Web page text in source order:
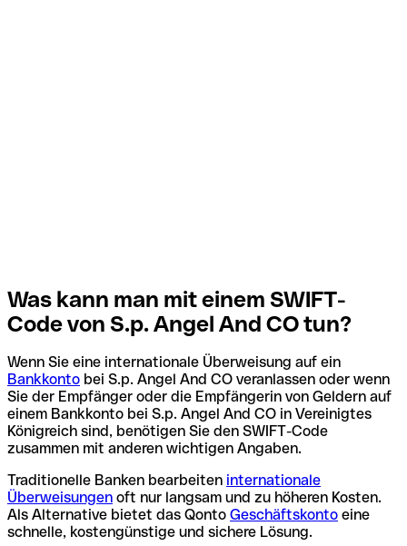
Was kann man mit einem SWIFT-
Code von S.p. Angel And CO tun?
Wenn Sie eine internationale Überweisung auf ein
Bankkonto bei S.p. Angel And CO veranlassen oder wenn
Sie der Empfänger oder die Empfängerin von Geldern auf
einem Bankkonto bei S.p. Angel And CO in Vereinigtes
Königreich sind, benötigen Sie den SWIFT-Code
zusammen mit anderen wichtigen Angaben.
Traditionelle Banken bearbeiten internationale
Überweisungen oft nur langsam und zu höheren Kosten.
Als Alternative bietet das Qonto Geschäftskonto eine
schnelle, kostengünstige und sichere Lösung.